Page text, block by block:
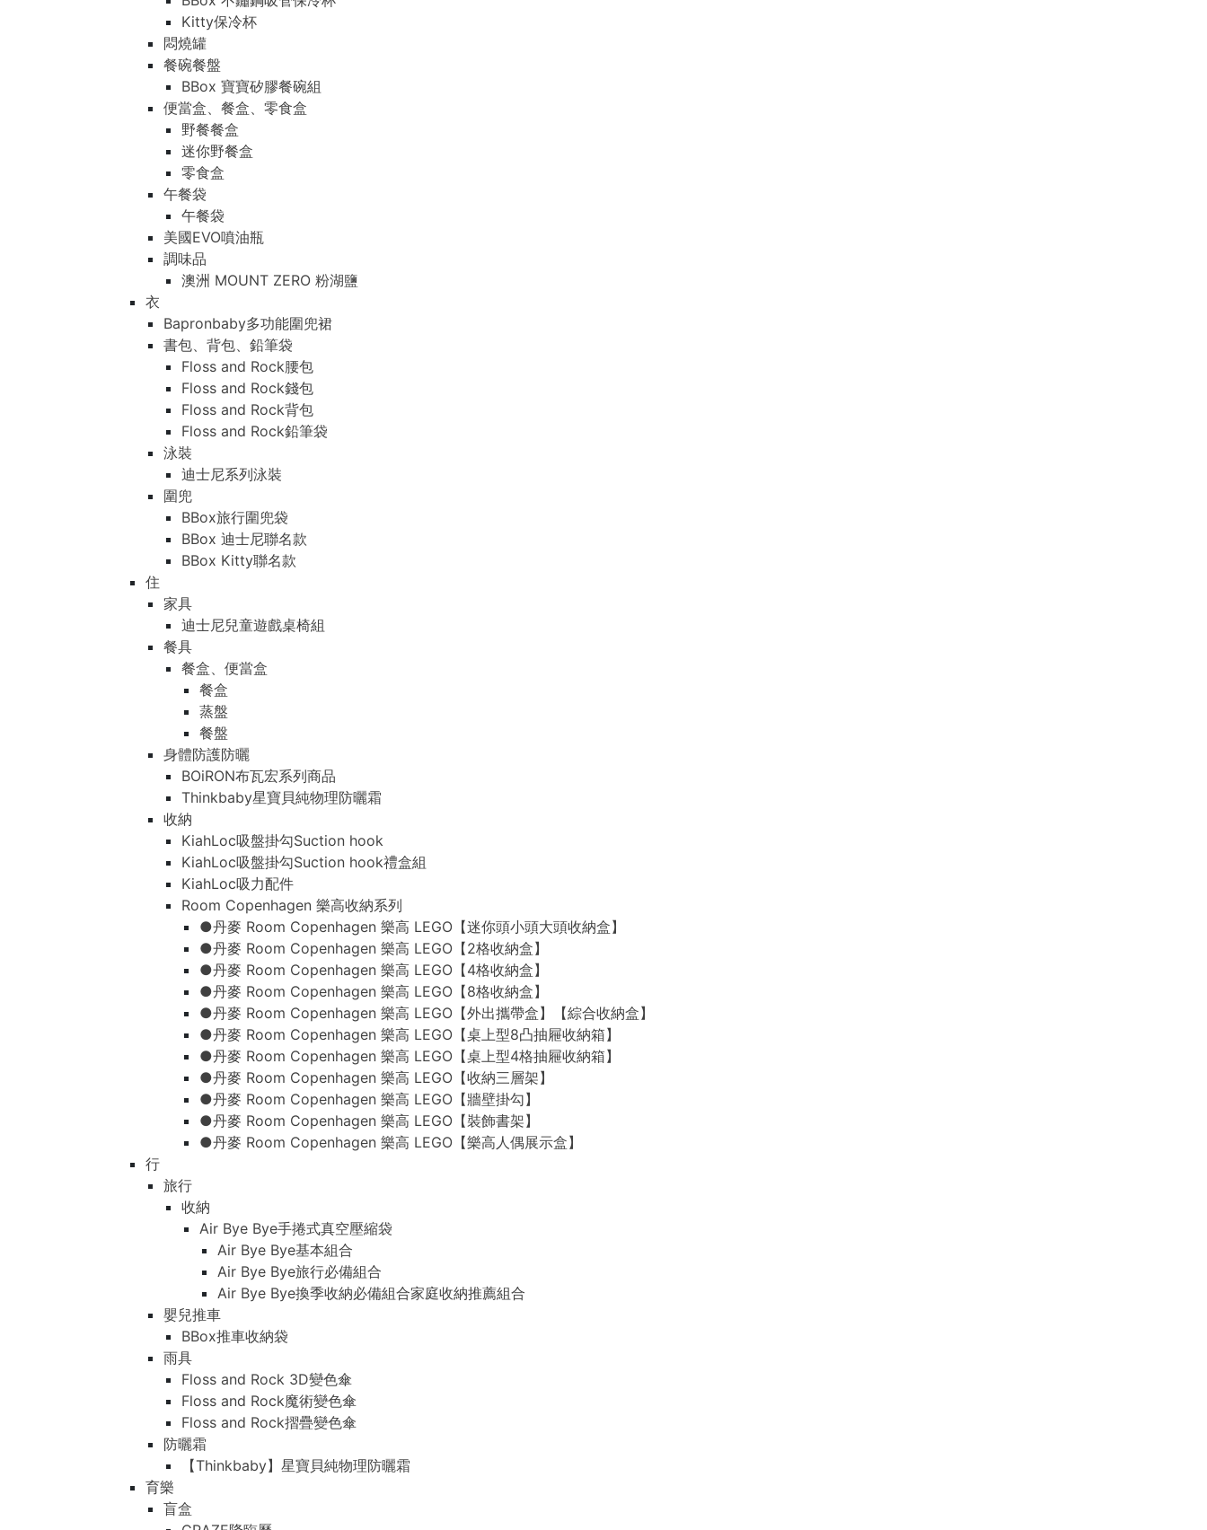
Kitty保冷杯
悶燒罐
餐碗餐盤
BBox 寶寶矽膠餐碗組
便當盒、餐盒、零食盒
野餐餐盒
迷你野餐盒
零食盒
午餐袋
午餐袋
美國EVO噴油瓶
調味品
澳洲 MOUNT ZERO 粉湖鹽
衣
Bapronbaby多功能圍兜裙
書包、背包、鉛筆袋
Floss and Rock腰包
Floss and Rock錢包
Floss and Rock背包
Floss and Rock鉛筆袋
泳裝
迪士尼系列泳裝
圍兜
BBox旅行圍兜袋
BBox 迪士尼聯名款
BBox Kitty聯名款
住
家具
迪士尼兒童遊戲桌椅組
餐具
餐盒、便當盒
餐盒
蒸盤
餐盤
身體防護防曬
BOiRON布瓦宏系列商品
Thinkbaby星寶貝純物理防曬霜
收納
KiahLoc吸盤掛勾Suction hook
KiahLoc吸盤掛勾Suction hook禮盒組
KiahLoc吸力配件
Room Copenhagen 樂高收納系列
●丹麥 Room Copenhagen 樂高 LEGO【迷你頭小頭大頭收納盒】
●丹麥 Room Copenhagen 樂高 LEGO【2格收納盒】
●丹麥 Room Copenhagen 樂高 LEGO【4格收納盒】
●丹麥 Room Copenhagen 樂高 LEGO【8格收納盒】
●丹麥 Room Copenhagen 樂高 LEGO【外出攜帶盒】【綜合收納盒】
●丹麥 Room Copenhagen 樂高 LEGO【桌上型8凸抽屜收納箱】
●丹麥 Room Copenhagen 樂高 LEGO【桌上型4格抽屜收納箱】
●丹麥 Room Copenhagen 樂高 LEGO【收納三層架】
●丹麥 Room Copenhagen 樂高 LEGO【牆壁掛勾】
●丹麥 Room Copenhagen 樂高 LEGO【裝飾書架】
●丹麥 Room Copenhagen 樂高 LEGO【樂高人偶展示盒】
行
旅行
收納
Air Bye Bye手捲式真空壓縮袋
Air Bye Bye基本組合
Air Bye Bye旅行必備組合
Air Bye Bye換季收納必備組合家庭收納推薦組合
嬰兒推車
BBox推車收納袋
雨具
Floss and Rock 3D變色傘
Floss and Rock魔術變色傘
Floss and Rock摺疊變色傘
防曬霜
【Thinkbaby】星寶貝純物理防曬霜
育樂
盲盒